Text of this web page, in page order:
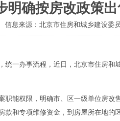
明确按房改政策
信息来源：北京市住房和城乡建设委
办事流程，近日，北京市住房和
权限，明确市、区一级单位房改
款和专项维修资金，到房屋所在地